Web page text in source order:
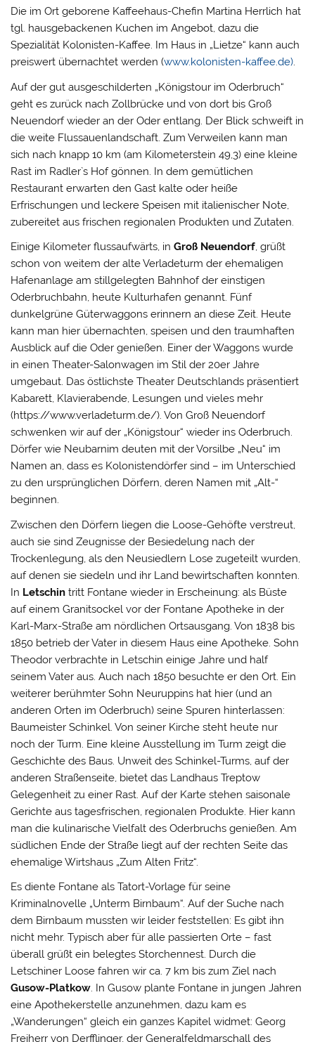
Die im Ort geborene Kaffeehaus-Chefin Martina Herrlich hat
tgl. hausgebackenen Kuchen im Angebot, dazu die
Spezialität Kolonisten-Kaffee. Im Haus in „Lietze“ kann auch
preiswert übernachtet werden (www.kolonisten-kaffee.de).
Auf der gut ausgeschilderten „Königstour im Oderbruch“
geht es zurück nach Zollbrücke und von dort bis Groß
Neuendorf wieder an der Oder entlang. Der Blick schweift in
die weite Flussauenlandschaft. Zum Verweilen kann man
sich nach knapp 10 km (am Kilometerstein 49,3) eine kleine
Rast im Radler`s Hof gönnen. In dem gemütlichen
Restaurant erwarten den Gast kalte oder heiße
Erfrischungen und leckere Speisen mit italienischer Note,
zubereitet aus frischen regionalen Produkten und Zutaten.
Einige Kilometer flussaufwärts, inGroß Neuendorf, grüßt
schon von weitem der alte Verladeturm der ehemaligen
Hafenanlage am stillgelegten Bahnhof der einstigen
Oderbruchbahn, heute Kulturhafen genannt. Fünf
dunkelgrüne Güterwaggons erinnern an diese Zeit. Heute
kann man hier übernachten, speisen und den traumhaften
Ausblick auf die Oder genießen. Einer der Waggons wurde
in einen Theater-Salonwagen im Stil der 20er Jahre
umgebaut. Das östlichste Theater Deutschlands präsentiert
Kabarett, Klavierabende, Lesungen und vieles mehr
(https://www.verladeturm.de/). Von Groß Neuendorf
schwenken wir auf der „Königstour“ wieder ins Oderbruch.
Dörfer wie Neubarnim deuten mit der Vorsilbe „Neu“ im
Namen an, dass es Kolonistendörfer sind – im Unterschied
zu den ursprünglichen Dörfern, deren Namen mit „Alt-“
beginnen.
Zwischen den Dörfern liegen die Loose-Gehöfte verstreut,
auch sie sind Zeugnisse der Besiedelung nach der
Trockenlegung, als den Neusiedlern Lose zugeteilt wurden,
auf denen sie siedeln und ihr Land bewirtschaften konnten.
In Letschintritt Fontane wieder in Erscheinung: als Büste
auf einem Granitsockel vor der Fontane Apotheke in der
Karl-Marx-Straße am nördlichen Ortsausgang. Von 1838 bis
1850 betrieb der Vater in diesem Haus eine Apotheke. Sohn
Theodor verbrachte in Letschin einige Jahre und half
seinem Vater aus. Auch nach 1850 besuchte er den Ort. Ein
weiterer berühmter Sohn Neuruppins hat hier (und an
anderen Orten im Oderbruch) seine Spuren hinterlassen:
Baumeister Schinkel. Von seiner Kirche steht heute nur
noch der Turm. Eine kleine Ausstellung im Turm zeigt die
Geschichte des Baus. Unweit des Schinkel-Turms, auf der
anderen Straßenseite, bietet das Landhaus Treptow
Gelegenheit zu einer Rast. Auf der Karte stehen saisonale
Gerichte aus tagesfrischen, regionalen Produkte. Hier kann
man die kulinarische Vielfalt des Oderbruchs genießen. Am
südlichen Ende der Straße liegt auf der rechten Seite das
ehemalige Wirtshaus „Zum Alten Fritz“.
Es diente Fontane als Tatort-Vorlage für seine
Kriminalnovelle „Unterm Birnbaum“. Auf der Suche nach
dem Birnbaum mussten wir leider feststellen: Es gibt ihn
nicht mehr. Typisch aber für alle passierten Orte – fast
überall grüßt ein belegtes Storchennest. Durch die
Letschiner Loose fahren wir ca. 7 km bis zum Ziel nach
Gusow-Platkow. In Gusow plante Fontane in jungen Jahren
eine Apothekerstelle anzunehmen, dazu kam es
„Wanderungen“ gleich ein ganzes Kapitel widmet: Georg
Freiherr von Derfflinger, der Generalfeldmarschall des